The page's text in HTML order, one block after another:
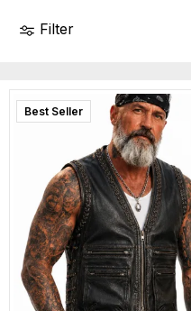
Filter
Best Seller